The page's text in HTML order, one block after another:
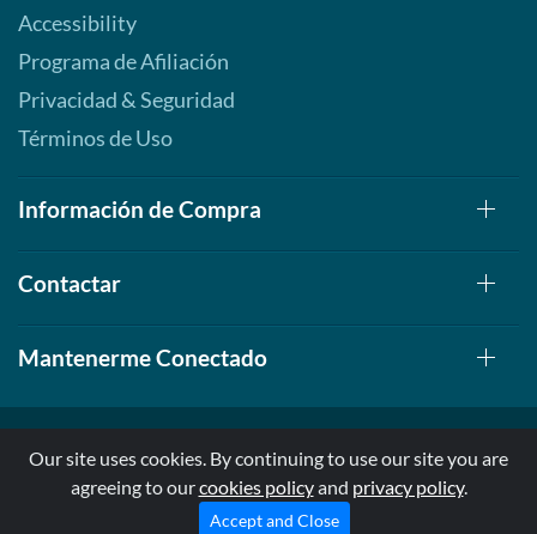
Accessibility
Programa de Afiliación
Privacidad & Seguridad
Términos de Uso
Información de Compra
Contactar
Mantenerme Conectado
© 1999-2026, AllStarHealth.com | All Rights Reserved
* Estas declaraciones no han sido evaluadas por la FDA
Our site uses cookies. By continuing to use our site you are
agreeing to ourcookies policyand privacy policy.
Accept and Close